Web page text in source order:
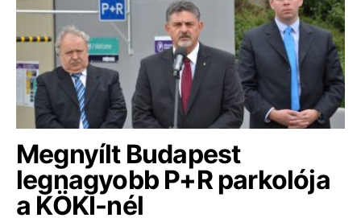
Megnyílt Budapest
legnagyobb P+R parkolója
a KÖKI-nél